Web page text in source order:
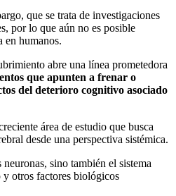
que se trata de investigaciones
por lo que aún no es posible
en humanos.
abre una línea prometedora
que apunten a frenar o
del deterioro cognitivo asociado
área de estudio que busca
desde una perspectiva sistémica.
sino también el sistema
otros factores biológicos